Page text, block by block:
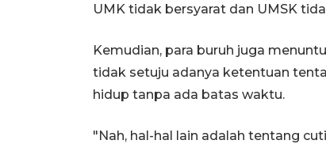
UMK tidak bersyarat dan UMSK
Kemudian, para buruh juga
tidak setuju adanya ketentuan
hidup tanpa ada batas waktu.
"Nah, hal-hal lain adalah tentang